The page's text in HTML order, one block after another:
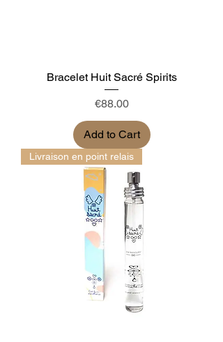
Bracelet Huit Sacré Spirits
Price
€88.00
Add to Cart
Livraison en point relais